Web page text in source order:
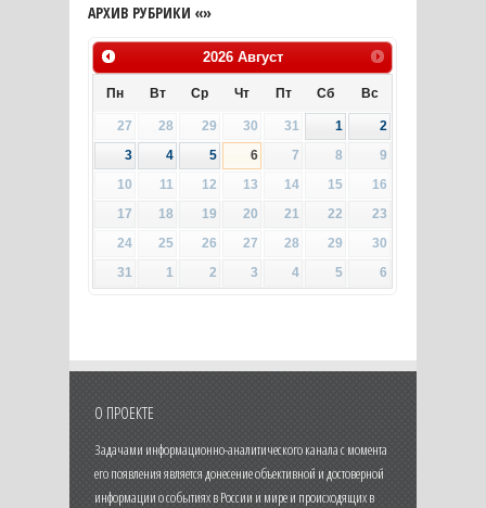
АРХИВ РУБРИКИ «»
2026 Август
Пн Вт Ср Чт Пт Сб Вс
27 28 29 30 31 1
2
3
4 5 6 7 8
9
10
11 12 13 14 15
16
17
18 19 20 21 22
23
24
25 26 27 28 29
30
31
1 2 3 4 5 6
О ПРОЕКТЕ
Задачами информационно-аналитического канала с момента
его появления является донесение объективной и достоверной
информации о событиях в России и мире и происходящих в